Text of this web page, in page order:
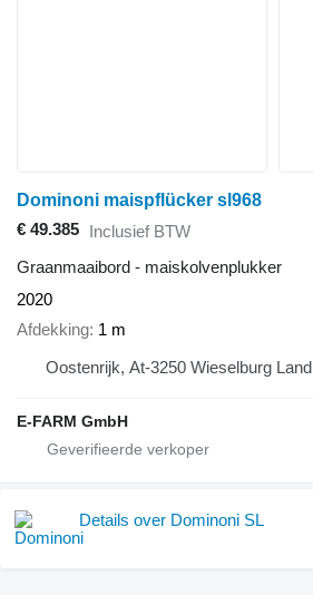
Dominoni maispflücker sl968
€ 49.385 Inclusief BTW
Graanmaaibord - maiskolvenplukker
2020
Afdekking 1 m
Oostenrijk, At-3250 Wieselburg Land
E-FARM GmbH
Details over Dominoni SL